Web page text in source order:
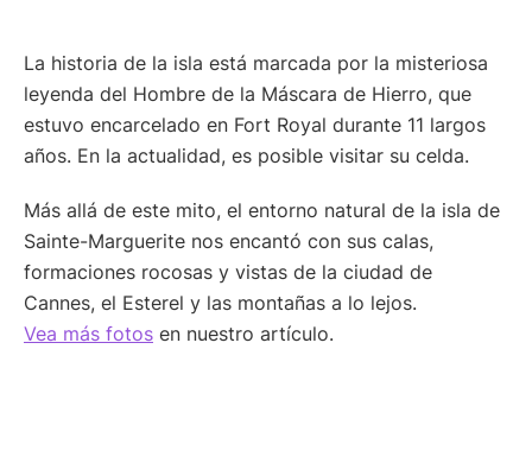
La historia de la isla está marcada por la misteriosa
leyenda del Hombre de la Máscara de Hierro, que
estuvo encarcelado en Fort Royal durante 11 largos
años. En la actualidad, es posible visitar su celda.
Más allá de este mito, el entorno natural de la isla de
Sainte-Marguerite nos encantó con sus calas,
formaciones rocosas y vistas de la ciudad de
Cannes, el Esterel y las montañas a lo lejos.
Vea más fotos en nuestro artículo.